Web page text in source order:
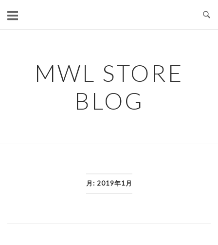
MWL STORE
BLOG
月: 2019年1月